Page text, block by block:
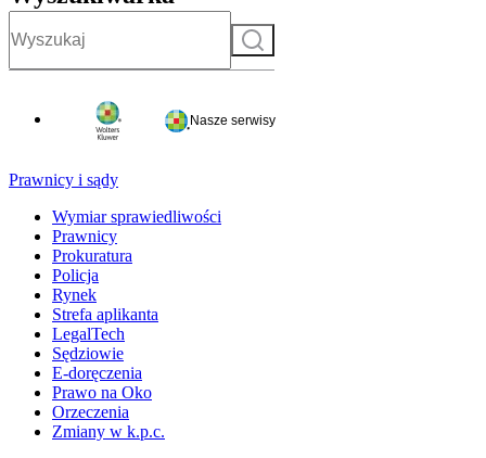
Szukaj
Nasze serwisy
Prawnicy i sądy
Wymiar sprawiedliwości
Prawnicy
Prokuratura
Policja
Rynek
Strefa aplikanta
LegalTech
Sędziowie
E-doręczenia
Prawo na Oko
Orzeczenia
Zmiany w k.p.c.